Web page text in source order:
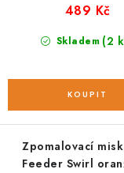
Skladem (2
489 Kč
Zpomalovací
Feeder Swirl